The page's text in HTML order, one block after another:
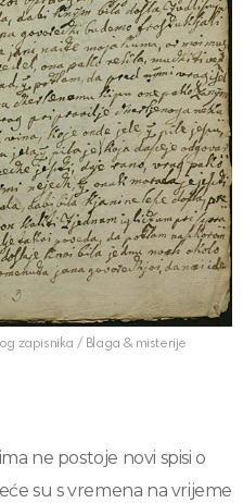
zapisnika / Blaga & misterije
ne postoje novi spisi o
su s vremena na vrijeme